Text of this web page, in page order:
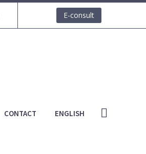
E-consult
CONTACT ENGLISH